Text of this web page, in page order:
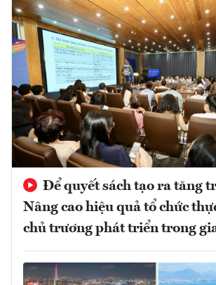
Để quyết sách tạo ra tăng
Nâng cao hiệu quả tổ chức
chủ trương phát triển trong